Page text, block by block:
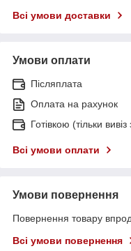
Всі умови доставки
Умови оплати
Післяплата
Оплата на рахунок
Готівкою (тільки вивіз
Всі умови оплати
Умови повернення
Повернення товару
Всі умови повернення